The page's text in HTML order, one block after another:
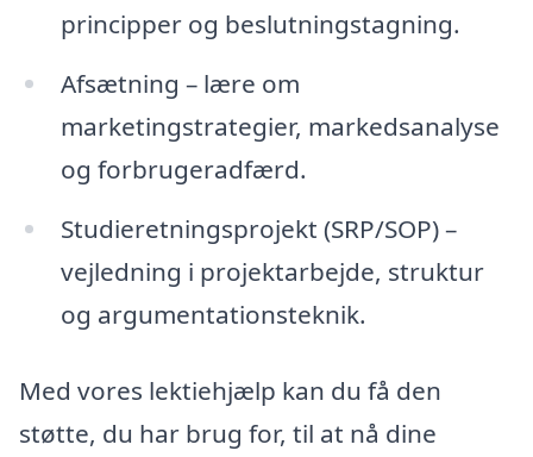
principper og beslutningstagning.
Afsætning – lære om
marketingstrategier, markedsanalyse
og forbrugeradfærd.
Studieretningsprojekt (SRP/SOP) –
vejledning i projektarbejde, struktur
og argumentationsteknik.
Med vores lektiehjælp kan du få den
støtte, du har brug for, til at nå dine